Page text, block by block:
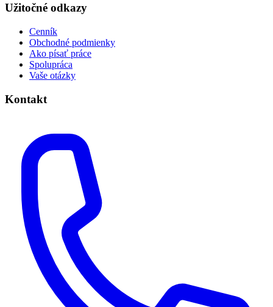
Užitočné odkazy
Cenník
Obchodné podmienky
Ako písať práce
Spolupráca
Vaše otázky
Kontakt